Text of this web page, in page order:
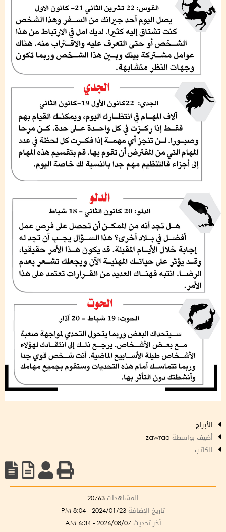
الأبراج
أضيف بواسطة
الكاتب
المشاهدات 20763
تاريخ الإضافة 2024/01/23 - 8:04 PM
آخر تحديث 2026/08/07 - 6:34 AM